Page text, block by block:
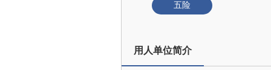
五险
用人单位简介